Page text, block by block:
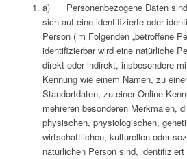
a) Personenbezogene Daten sind
sich auf eine identifizierte oder
Person (im Folgenden „betroffene
identifizierbar wird eine natürliche
direkt oder indirekt, insbesondere
Kennung wie einem Namen, zu
Standortdaten, zu einer Online-
mehreren besonderen Merkmalen,
physischen, physiologischen,
wirtschaftlichen, kulturellen oder
natürlichen Person sind, identifiziert